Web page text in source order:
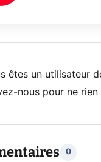
êtes un utilisateur
nous pour ne
0